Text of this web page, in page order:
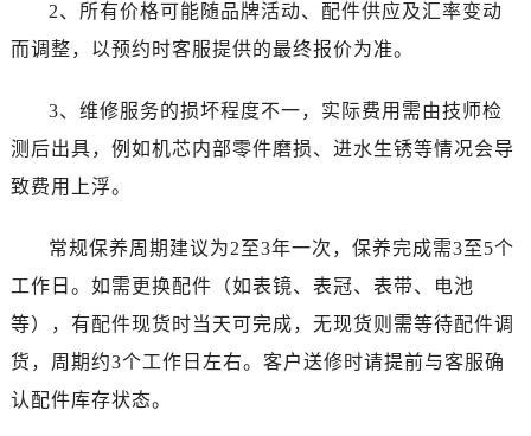
2、所有价格可能随品牌活动、配件供应及汇率变动
而调整，以预约时客服提供的最终报价为准。
3、维修服务的损坏程度不一，实际费用需由技师检
测后出具，例如机芯内部零件磨损、进水生锈等情况会导
致费用上浮。
常规保养周期建议为2至3年一次，保养完成需3至5个
工作日。如需更换配件（如表镜、表冠、表带、电池
等），有配件现货时当天可完成，无现货则需等待配件调
货，周期约3个工作日左右。客户送修时请提前与客服确
认配件库存状态。